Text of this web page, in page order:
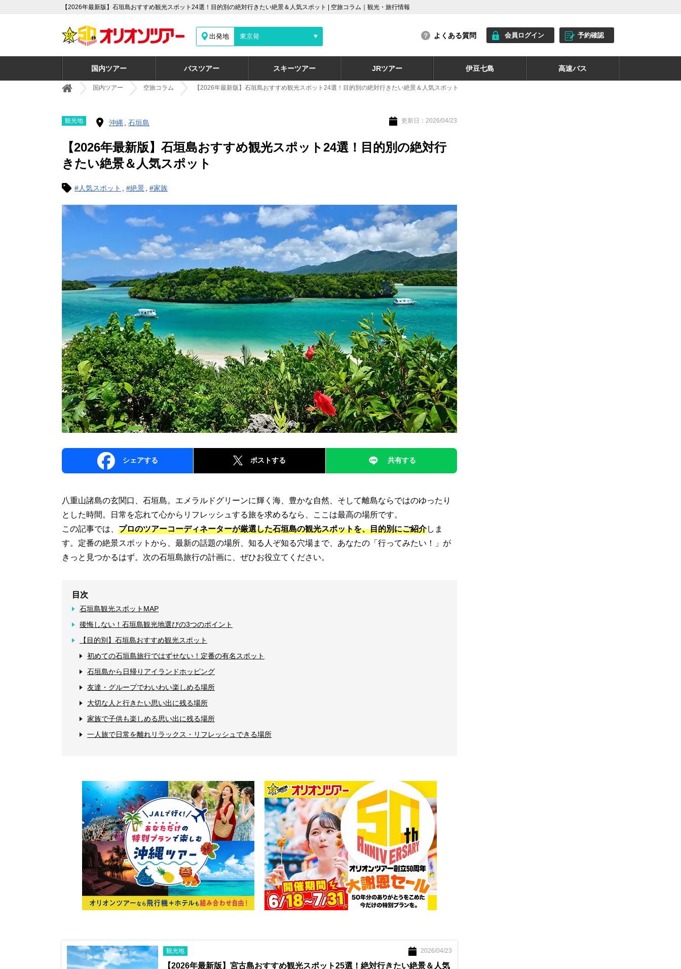
【2026年最新版】石垣島おすすめ観光スポット24選！目的別の絶対行きたい絶景＆人気スポット | 空旅コラム｜観光・旅行情報
出発地 東京発 よくある質問 会員ログイン 予約確認
国内ツアー バスツアー スキーツアー JRツアー 伊豆七島 高速バス
国内ツアー 空旅コラム 【2026年最新版】石垣島おすすめ観光スポット24選！目的別の絶対行きたい絶景＆人気スポット
観光地 沖縄 石垣島 更新日：2026/04/23
【2026年最新版】石垣島おすすめ観光スポット24選！目的別の絶対行
きたい絶景＆人気スポット
#人気スポット #絶景 #家族
シェアする ポストする 共有する
八重山諸島の玄関口、石垣島。エメラルドグリーンに輝く海、豊かな自然、そして離島ならではのゆったり
とした時間。日常を忘れて心からリフレッシュする旅を求めるなら、ここは最高の場所です。
この記事では、 プロのツアーコーディネーターが厳選した石垣島の観光スポットを、目的別にご紹介しま
す。定番の絶景スポットから、最新の話題の場所、知る人ぞ知る穴場まで、あなたの「行ってみたい！」が
きっと見つかるはず。次の石垣島旅行の計画に、ぜひお役立てください。
目次
石垣島観光スポットMAP
後悔しない！石垣島観光地選びの3つのポイント
【目的別】石垣島おすすめ観光スポット
初めての石垣島旅行ではずせない！定番の有名スポット
石垣島から日帰りアイランドホッピング
友達・グループでわいわい楽しめる場所
大切な人と行きたい思い出に残る場所
家族で子供も楽しめる思い出に残る場所
一人旅で日常を離れリラックス・リフレッシュできる場所
観光地 2026/04/23
【2026年最新版】宮古島おすすめ観光スポット25選！絶対行きたい絶景＆人気